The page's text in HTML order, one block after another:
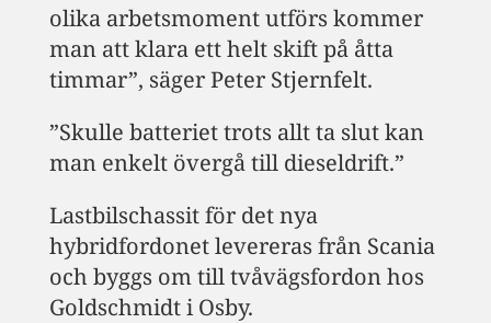
olika arbetsmoment utförs kommer
man att klara ett helt skift på åtta
timmar”, säger Peter Stjernfelt.
”Skulle batteriet trots allt ta slut kan
man enkelt övergå till dieseldrift.”
Lastbilschassit för det nya
hybridfordonet levereras från Scania
och byggs om till tvåvägsfordon hos
Goldschmidt i Osby.